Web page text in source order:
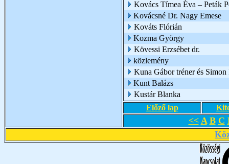
Kovács Tímea Éva – Peták
Kovácsné Dr. Nagy Emese
Kováts Flórián
Kozma György
Kövessi Erzsébet dr.
közlemény
Kuna Gábor tréner és
Kunt Balázs
Kustár Blanka
Előző lap
<< A B C